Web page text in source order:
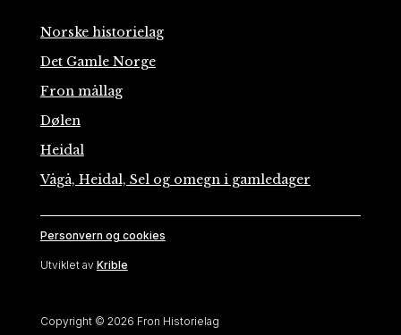
Norske historielag
Det Gamle Norge
Fron mållag
Dølen
Heidal
Vågå, Heidal, Sel og omegn i gamledager
Personvern og cookies
Utviklet av Krible
Copyright © 2026 Fron Historielag